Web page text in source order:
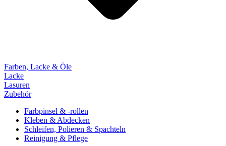
Farben, Lacke & Öle
Lacke
Lasuren
Zubehör
Farbpinsel & -rollen
Kleben & Abdecken
Schleifen, Polieren & Spachteln
Reinigung & Pflege